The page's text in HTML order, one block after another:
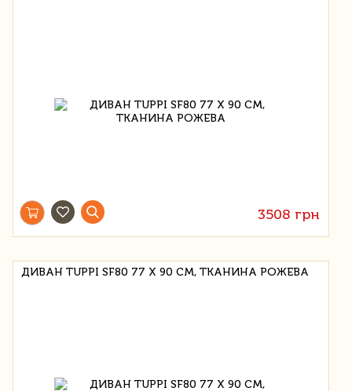
3508 грн
ДИВАН TUPPI SF80 77 Х 90 СМ, ТКАНИНА РОЖЕВА